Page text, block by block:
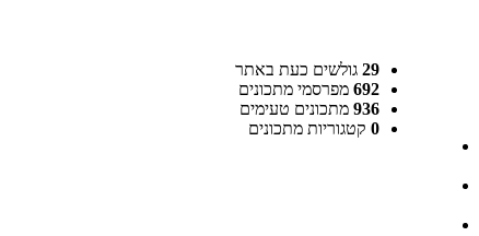
29 גולשים כעת באתר
692 מפרסמי מתכונים
936 מתכונים טעימים
0 קטגוריות מתכונים